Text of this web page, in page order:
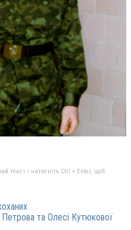
текст і натисніть Ctrl + Enter, щоб
Петрова та Олесі Кутюкової